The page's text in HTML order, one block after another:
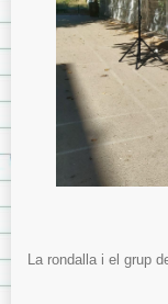
La rondalla i el grup